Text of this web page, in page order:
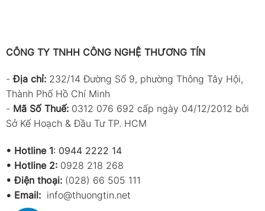
CÔNG TY TNHH CÔNG NGHỆ THƯƠNG TÍN
-Địa chỉ: 232/14 Đường Số 9, phường Thông Tây Hội,
Thành Phố Hồ Chí Minh
- Mã Số Thuế: 0312 076 692 cấp ngày 04/12/2012 bởi
Sở Kế Hoạch & Đầu Tư TP. HCM
• Hotline 1: 0944 2222 14
• Hotline 2: 0928 218 268
• Điện thoại: (028) 66 505 111
• Email: info@thuongtin.net